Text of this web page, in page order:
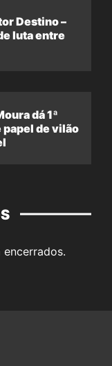
Destino –
luta entre
dá 1ª
de vilão